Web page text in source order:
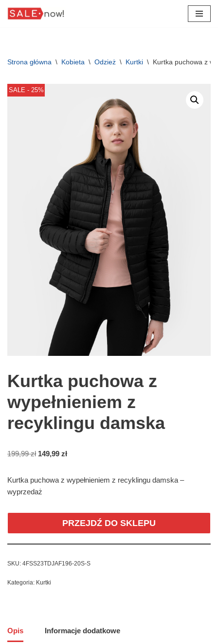
Strona główna \ Kobieta \ Odzież \ Kurtki \ Kurtka puchowa z
SALE - 25%
Kurtka puchowa z
wypełnieniem z
recyklingu damska
199,99zł 149,99 zł
Kurtka puchowa z wypełnieniem z recyklingu damska –
wyprzedaż
PRZEJDŹ DO SKLEPU
SKU: 4FSS23TDJAF196-20S-S
Kategoria: Kurtki
Opis Informacje dodatkowe